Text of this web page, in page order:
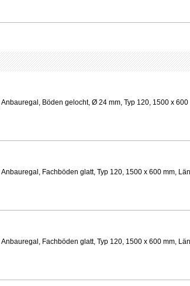
Böden gelocht, Ø 24 mm, Typ 120, 1500 x
Fachböden glatt, Typ 120, 1500 x 600 mm,
Fachböden glatt, Typ 120, 1500 x 600 mm,